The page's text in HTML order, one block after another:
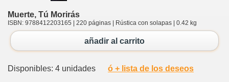
Muerte, Tú Morirás
ISBN: 9788412203165 | 220 páginas | Rústica con solapas | 0.42 kg
añadir al carrito
Disponibles: 4 unidades ó + lista de los deseos